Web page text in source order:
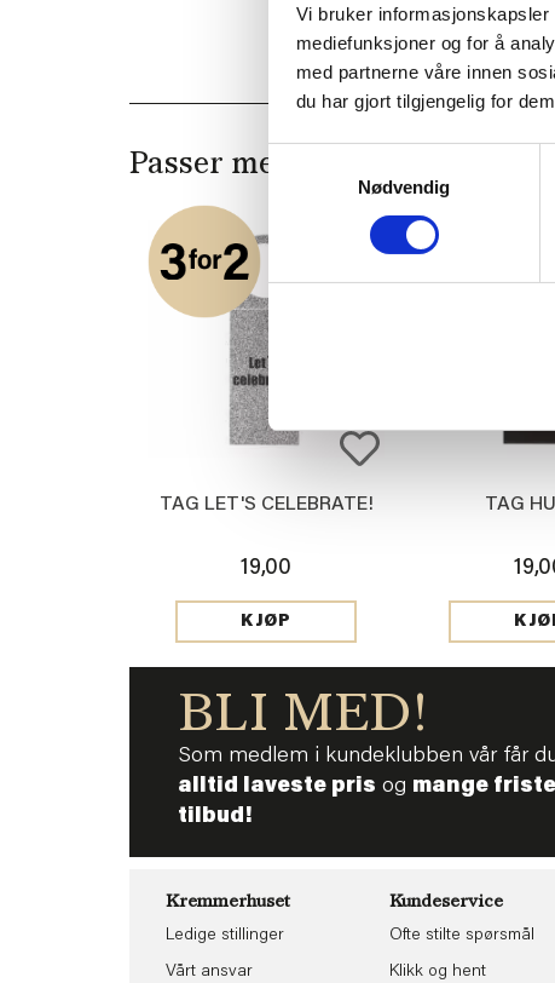
Vi bruker
mediefunksjoner og for å
med partnerne våre innen
du har gjort tilgjengelig for
Samtykkevalg
Nødvendig
Passer med
TAG LET'S CELEBRATE!
19,00
KJØP
TAG
BLI MED!
Som medlem i kundeklubben vår får
alltid laveste pris og mange
tilbud!
Kremmerhuset
Ledige stillinger
Vårt ansvar
Kundeservice
Ofte stilte spørsmål
Klikk og hent